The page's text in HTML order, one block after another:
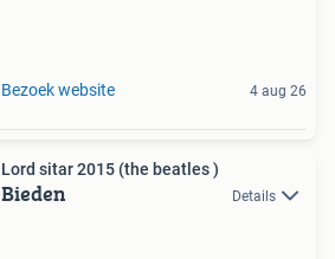
Bezoek website 4 aug 26
Lord sitar 2015 (the beatles )
Bieden Details